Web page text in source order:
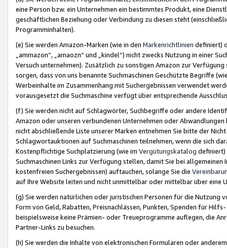
eine Person bzw. ein Unternehmen ein bestimmtes Produkt, eine
geschäftlichen Beziehung oder Verbindung zu diesen steht
Programminhalten).
(e) Sie werden Amazon-Marken (wie in den Markenrichtlinien definiert)
„ammazon“, „amaozn“ und „kindel“) nicht zwecks Nutzung in einer
Versuch unternehmen). Zusätzlich zu sonstigen Amazon zur
sorgen, dass von uns benannte Suchmaschinen Geschützte Begriffe
Werbeinhalte im Zusammenhang mit Suchergebnissen verwendet
vorausgesetzt die Suchmaschine verfügt über entsprechende
(f) Sie werden nicht auf Schlagwörter, Suchbegriffe oder andere
Amazon oder unseren verbundenen Unternehmen oder
nicht abschließende Liste unserer Marken entnehmen Sie bitte der
Schlagwortauktionen auf Suchmaschinen teilnehmen, wenn die sich
Kostenpflichtige Suchplatzierung (wie im Vergütungskatalog definiert)
Suchmaschinen Links zur Verfügung stellen, damit Sie bei
kostenfreien Suchergebnissen) auftauchen, solange Sie die
auf Ihre Website leiten und nicht unmittelbar oder mittelbar über eine
(g) Sie werden natürlichen oder juristischen Personen für die Nutzung
Form von Geld, Rabatten, Preisnachlässen, Punkten, Spenden für
beispielsweise keine Prämien- oder Treueprogramme auflegen, die
Partner-Links zu besuchen.
(h) Sie werden die Inhalte von elektronischen Formularen oder